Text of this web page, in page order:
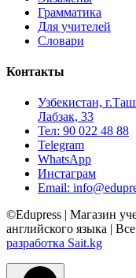
Грамматика
Для учителей
Словари
Контакты
Узбекистан,
Лабзак, 33
Тел: 90 022 48 88
Telegram
WhatsApp
Инстаграм
Email:
©Edupress | Магазин
английского языка |
разработка Sait.kg